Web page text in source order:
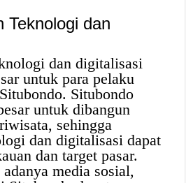
Teknologi dan
dan digitalisasi
untuk para pelaku
Situbondo
untuk dibangun
sehingga
dan digitalisasi dapat
dan target pasar.
media sosial,